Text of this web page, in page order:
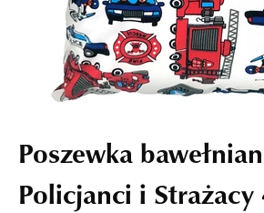
Poszewka
Policjanci i Strażacy